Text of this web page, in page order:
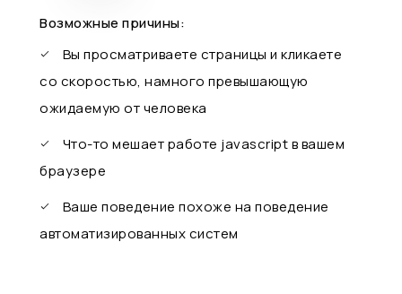
Возможные причины:
Вы просматриваете страницы и кликаете
со скоростью, намного превышающую
ожидаемую от человека
Что-то мешает работе javascript в вашем
браузере
Ваше поведение похоже на поведение
автоматизированных систем